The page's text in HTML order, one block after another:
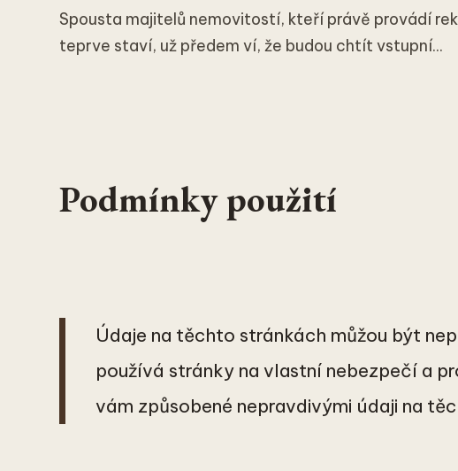
Spousta majitelů nemovitostí, kteří právě provádí
teprve staví, už předem ví, že budou chtít vstupní...
Podmínky použití
Údaje na těchto stránkách můžou být
používá stránky na vlastní nebezpečí a
vám způsobené nepravdivými údaji na